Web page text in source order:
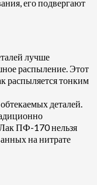
его подвергают
лучше
распыление. Этот
распыляется тонким
деталей.
ПФ-170 нельзя
на нитрате